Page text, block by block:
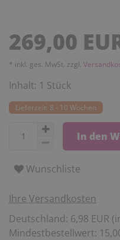
269,00
* inkl. ges. MwSt. zzgl.
Inhalt: 1 Stück
Lieferzeit: 8 - 10 Wochen
In den
Wunschliste
Ihre Versandkosten
Deutschland: 6,98 EUR
Mindestbestellwert: